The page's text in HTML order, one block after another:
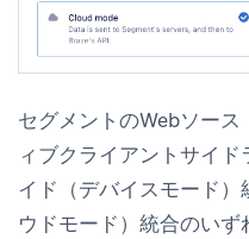
セグメントのWebソー
ィブクライアントサイ
イド（デバイスモード
ウドモード）統合のい